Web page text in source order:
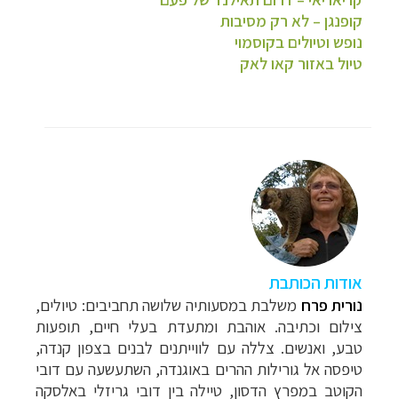
קופנגן – לא רק מסיבות
נופש וטיולים בקוסמוי
טיול באזור קאו לאק
אודות הכותבת
נורית פרח משלבת במסעותיה שלושה תחביבים: טיולים,
צילום וכתיבה. אוהבת ומתעדת בעלי חיים, תופעות
טבע, ואנשים. צללה עם לווייתנים לבנים בצפון קנדה,
טיפסה אל גורילות ההרים באוגנדה, השתעשעה עם דובי
הקוטב במפרץ הדסון, טיילה בין דובי גריזלי באלסקה